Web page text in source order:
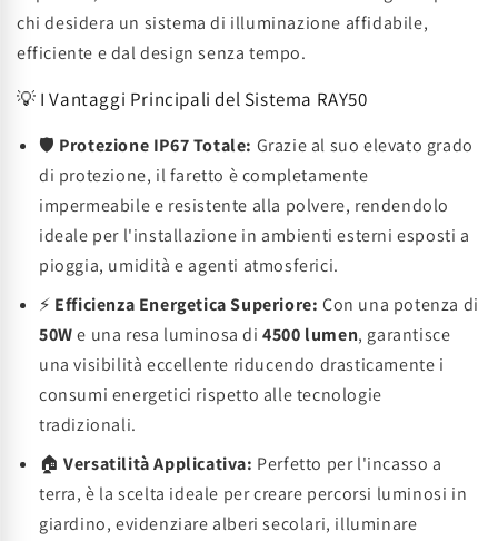
chi desidera un sistema di illuminazione affidabile,
efficiente e dal design senza tempo.
💡 I Vantaggi Principali del Sistema RAY50
🛡️ Protezione IP67 Totale: Grazie al suo elevato grado
di protezione, il faretto è completamente
impermeabile e resistente alla polvere, rendendolo
ideale per l'installazione in ambienti esterni esposti a
pioggia, umidità e agenti atmosferici.
⚡ Efficienza Energetica Superiore: Con una potenza di
50We una resa luminosa di4500 lumen, garantisce
una visibilità eccellente riducendo drasticamente i
consumi energetici rispetto alle tecnologie
tradizionali.
🏠Versatilità Applicativa: Perfetto per l'incasso a
terra, è la scelta ideale per creare percorsi luminosi in
giardino, evidenziare alberi secolari, illuminare